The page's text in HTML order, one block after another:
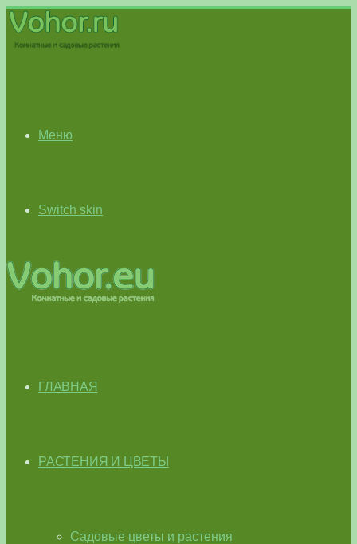
Меню
Switch skin
ГЛАВНАЯ
РАСТЕНИЯ И ЦВЕТЫ
Садовые цветы и растения